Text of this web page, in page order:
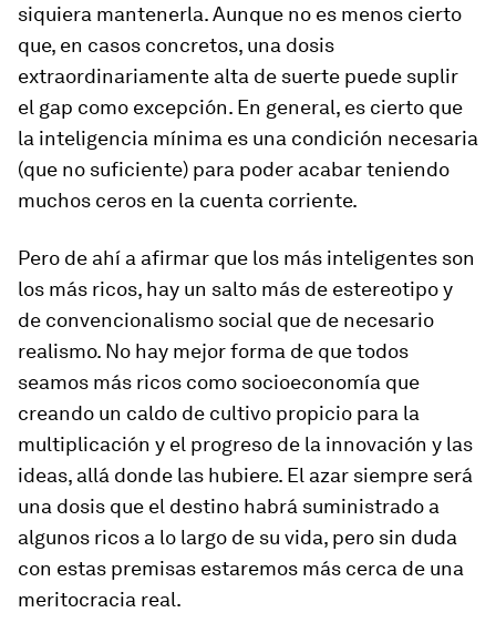
siquiera mantenerla. Aunque no es menos cierto
que, en casos concretos, una dosis
extraordinariamente alta de suerte puede suplir
el gap como excepción. En general, es cierto que
la inteligencia mínima es una condición necesaria
(que no suficiente) para poder acabar teniendo
muchos ceros en la cuenta corriente.
Pero de ahí a afirmar que los más inteligentes son
los más ricos, hay un salto más de estereotipo y
de convencionalismo social que de necesario
realismo. No hay mejor forma de que todos
seamos más ricos como socioeconomía que
creando un caldo de cultivo propicio para la
multiplicación y el progreso de la innovación y las
ideas, allá donde las hubiere. El azar siempre será
una dosis que el destino habrá suministrado a
algunos ricos a lo largo de su vida, pero sin duda
con estas premisas estaremos más cerca de una
meritocracia real.